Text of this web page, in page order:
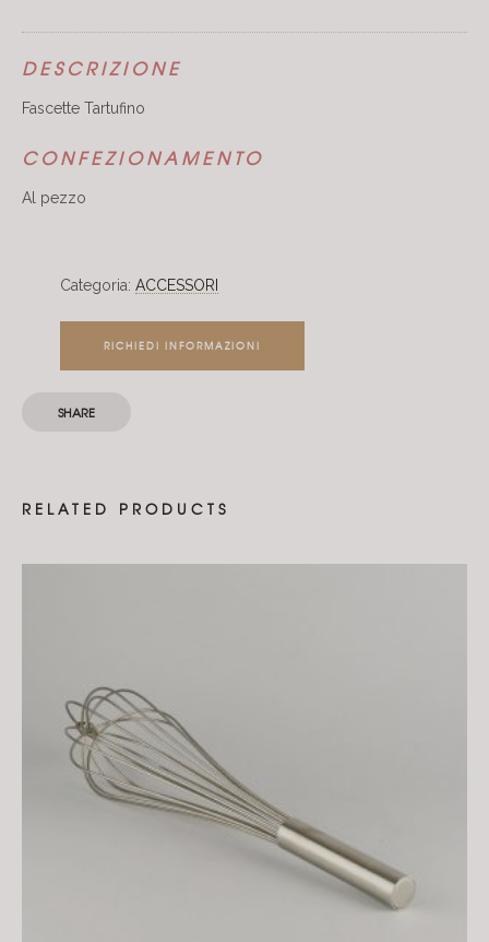
DESCRIZIONE
Fascette Tartufino
CONFEZIONAMENTO
Al pezzo
Categoria: ACCESSORI
RICHIEDI INFORMAZIONI
SHARE
RELATED PRODUCTS